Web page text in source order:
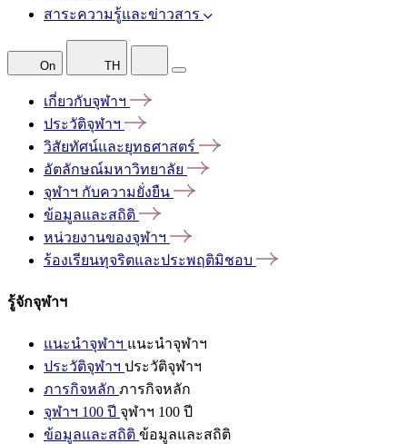
สาระความรู้และข่าวสาร
On TH
เกี่ยวกับจุฬาฯ
ประวัติจุฬาฯ
วิสัยทัศน์และยุทธศาสตร์
อัตลักษณ์มหาวิทยาลัย
จุฬาฯ กับความยั่งยืน
ข้อมูลและสถิติ
หน่วยงานของจุฬาฯ
ร้องเรียนทุจริตและประพฤติมิชอบ
รู้จักจุฬาฯ
แนะนำจุฬาฯ แนะนำจุฬาฯ
ประวัติจุฬาฯ ประวัติจุฬาฯ
ภารกิจหลัก ภารกิจหลัก
จุฬาฯ 100 ปี จุฬาฯ 100 ปี
ข้อมูลและสถิติ ข้อมูลและสถิติ